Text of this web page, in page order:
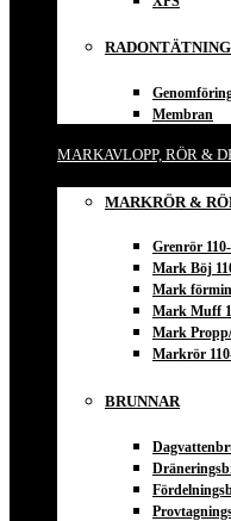
RADONTÄTNING
Membran
MARKAVLOPP, RÖR &
MARKRÖR &
Grenrör
Mark Böj
Mark
Mark Muff
Mark
Markrör
BRUNNAR